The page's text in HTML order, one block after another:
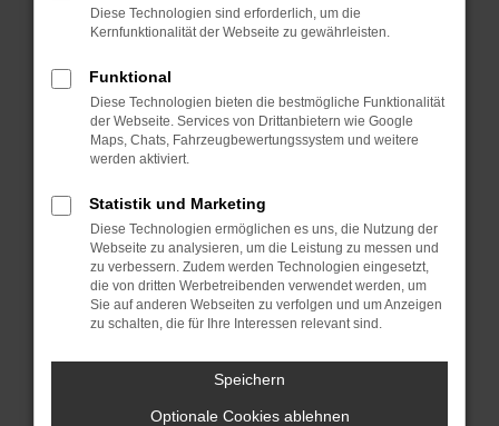
Internetverbindung.
deine Suchmaschine?
Prüfe deine Browsererweiterungen.
Manche Erweiterungen, wie Werbeblocker,
können das Laden bestimmter Seiten
anderen Browser oder in einem privaten
Fenster?
Starte dein Gerät neu.
Das kann manchmal helfen,
vorübergehende Probleme zu beheben.
Stelle sicher, dass dein Browser und dein
Betriebssystem auf dem neuesten Stand
Diese Technologien sind erforderlich, um die
Kernfunktionalität der Webseite zu gewährleisten.
Funktional
Diese Technologien bieten die bestmögliche Funktionalität
der Webseite. Services von Drittanbietern wie Google
Maps, Chats, Fahrzeugbewertungssystem und weitere
werden aktiviert.
Statistik und Marketing
Diese Technologien ermöglichen es uns, die Nutzung der
Webseite zu analysieren, um die Leistung zu messen und
zu verbessern. Zudem werden Technologien eingesetzt,
die von dritten Werbetreibenden verwendet werden, um
Sie auf anderen Webseiten zu verfolgen und um Anzeigen
zu schalten, die für Ihre Interessen relevant sind.
Speichern
Optionale Cookies ablehnen